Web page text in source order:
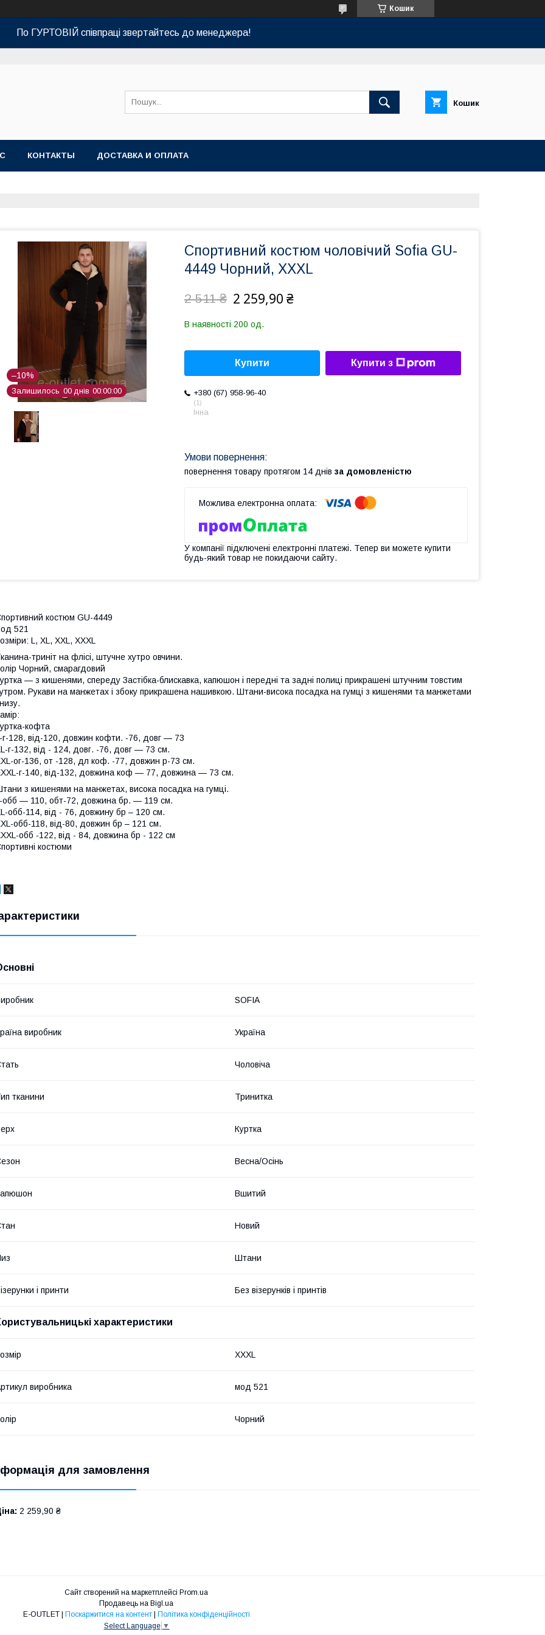
Кошик
По ГУРТОВІЙ співпраці звертайтесь до менеджера!
Кошик
КОНТАКТЫ ДОСТАВКА И ОПЛАТА
–10%
Залишилось 00 днів 00 00 00
Спортивний костюм чоловічий Sofia GU-
4449 Чорний, XXXL
2 511 ₴ 2 259,90 ₴
В наявності 200 од.
Купити Купити з
+380 (67) 958-96-40
1
Інна
повернення товару протягом 14 днів за домовленістю
У компанії підключені електронні платежі. Тепер ви можете купити
будь-який товар не покидаючи сайту.
костюм GU-4449
521
L, XL, XXL, XXXL
триніт на флісі, штучне хутро овчини.
Чорний, смарагдовий
— з кишенями, спереду Застібка-блискавка, капюшон і передні та задні полиці прикрашені штучним товстим
Рукави на манжетах і збоку прикрашена нашивкою. Штани-висока посадка на гумці з кишенями та манжетами
кофта
г-128, від-120, довжин кофти. -76, довг — 73
г-132, від - 124, довг. -76, довг — 73 см.
ог-136, от -128, дл коф. -77, довжин р-73 см.
г-140, від-132, довжина коф — 77, довжина — 73 см.
з кишенями на манжетах, висока посадка на гумці.
обб — 110, обт-72, довжина бр. — 119 см.
обб-114, від - 76, довжину бр – 120 см.
обб-118, від-80, довжин бр – 121 см.
обб -122, від - 84, довжина бр - 122 см
костюми
SOFIA
виробник Україна
Чоловіча
тканини Тринитка
Куртка
Весна/Осінь
Вшитий
Новий
Штани
і принти Без візерунків і принтів
характеристики
XXXL
виробника мод 521
Чорний
для замовлення
2 259,90 ₴
Сайт створений на маркетплейсі Prom.ua
Продавець на Bigl.ua
E-OUTLET | Поскаржитися на контент | Політика конфіденційності
Select Language ▼